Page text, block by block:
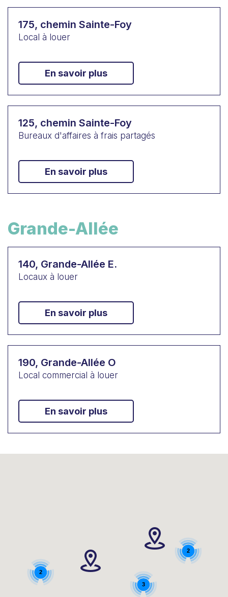
175, chemin Sainte-Foy
Local à louer
En savoir plus
125, chemin Sainte-Foy
Bureaux d'affaires à frais partagés
En savoir plus
Grande-Allée
140, Grande-Allée E.
Locaux à louer
En savoir plus
190, Grande-Allée O
Local commercial à louer
En savoir plus
2
3
2